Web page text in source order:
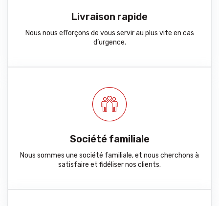
Livraison rapide
Nous nous efforçons de vous servir au plus vite en cas
d’urgence.
Société familiale
Nous sommes une société familiale, et nous cherchons à
satisfaire et fidéliser nos clients.